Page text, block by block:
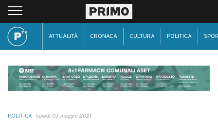
ATTUALITÀ CRONACA CULTURA POLITICA
POLITICA lunedì 03 maggio 2021